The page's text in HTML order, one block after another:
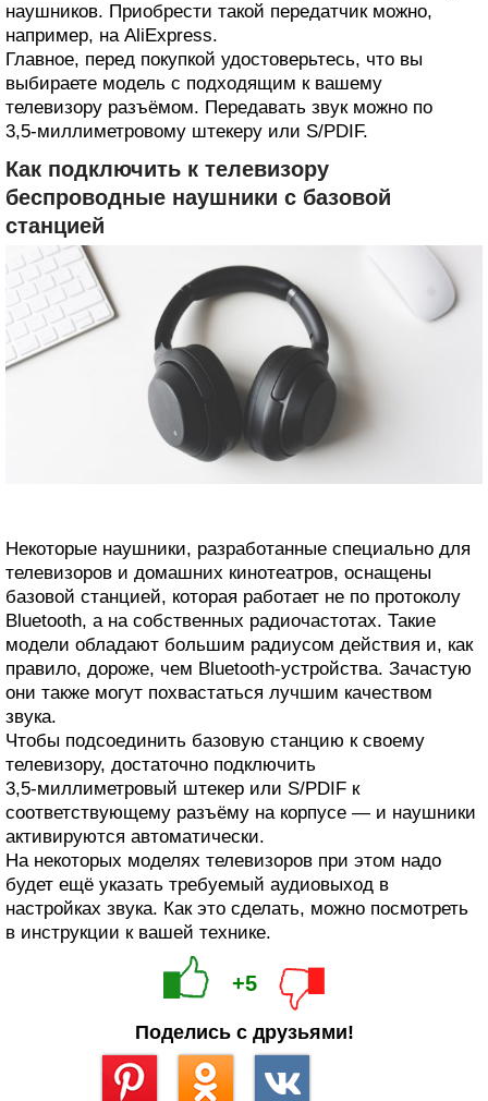
наушников. Приобрести такой передатчик можно,
например, на AliExpress.
Главное, перед покупкой удостоверьтесь, что вы
выбираете модель с подходящим к вашему
телевизору разъёмом. Передавать звук можно по
3,5‑миллиметровому штекеру или S/PDIF.
Как подключить к телевизору
беспроводные наушники с базовой
станцией
Некоторые наушники, разработанные специально для
телевизоров и домашних кинотеатров, оснащены
базовой станцией, которая работает не по протоколу
Bluetooth, а на собственных радиочастотах. Такие
модели обладают большим радиусом действия и, как
правило, дороже, чем Bluetooth‑устройства. Зачастую
они также могут похвастаться лучшим качеством
звука.
Чтобы подсоединить базовую станцию к своему
телевизору, достаточно подключить
3,5‑миллиметровый штекер или S/PDIF к
соответствующему разъёму на корпусе — и наушники
активируются автоматически.
На некоторых моделях телевизоров при этом надо
будет ещё указать требуемый аудиовыход в
настройках звука. Как это сделать, можно посмотреть
в инструкции к вашей технике.
+5
Поделись с друзьями!